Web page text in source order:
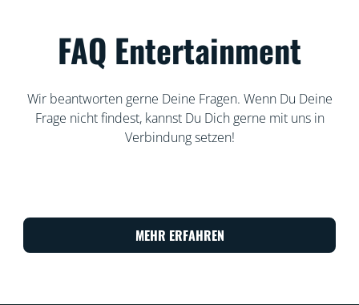
FAQ Entertainment
Wir beantworten gerne Deine Fragen. Wenn Du Deine
Frage nicht findest, kannst Du Dich gerne mit uns in
Verbindung setzen!
MEHR ERFAHREN